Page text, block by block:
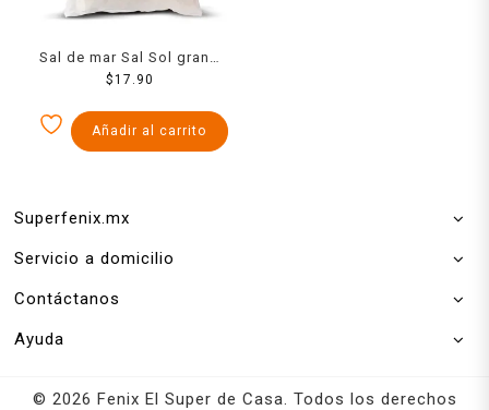
Sal de mar Sal Sol grano
grueso yodada fluorada 1
$17.90
Añadir al carrito
Superfenix.mx
Servicio a domicilio
Contáctanos
Ayuda
© 2026 Fenix El Super de Casa. Todos los derechos